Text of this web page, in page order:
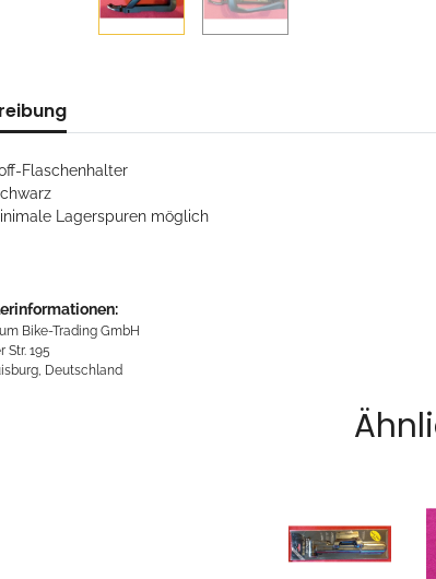
Flaschenhalter
Lagerspuren möglich
Bike-Trading GmbH
Str. 195
Deutschland